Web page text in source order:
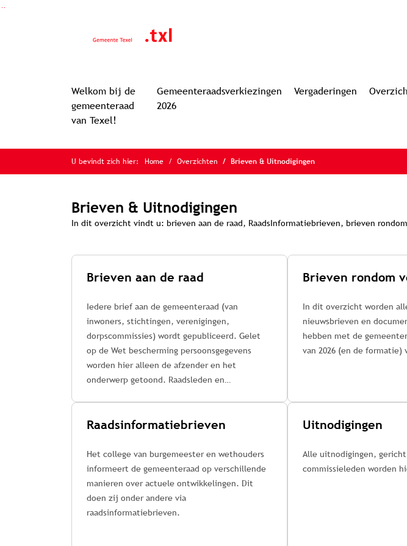
Welkom bij de
gemeenteraad
van Texel!
Gemeenteraadsverkiezingen
2026
Vergaderingen
U bevindt zich hier: Home Overzichten Brieven & Uitnodigingen
Brieven & Uitnodigingen
In dit overzicht vindt u: brieven aan de raad, RaadsInformatiebrieven, brieven
Brieven aan de raad
Iedere brief aan de gemeenteraad (van
inwoners, stichtingen, verenigingen,
dorpscommissies) wordt gepubliceerd. Gelet
op de Wet bescherming persoonsgegevens
worden hier alleen de afzender en het
onderwerp getoond. Raadsleden en
in de commissie.
In dit overzicht worden
nieuwsbrieven en
hebben met de
van 2026 (en de formatie)
Raadsinformatiebrieven
Het college van burgemeester en wethouders
informeert de gemeenteraad op verschillende
manieren over actuele ontwikkelingen. Dit
doen zij onder andere via
raadsinformatiebrieven.
Uitnodigingen
Alle uitnodigingen,
commissieleden worden